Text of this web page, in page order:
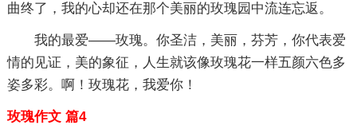
曲终了，我的心却还在那个美丽的玫瑰园中流连忘返。
我的最爱——玫瑰。你圣洁，美丽，芬芳，你代表爱
情的见证，美的象征，人生就该像玫瑰花一样五颜六色多
姿多彩。啊！玫瑰花，我爱你！
玫瑰作文 篇4